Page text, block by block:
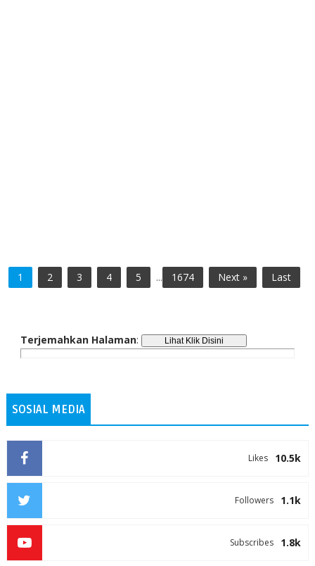
1 2 3 4 5 ... 1674 Next » Last
Terjemahkan Halaman:
SOSIAL MEDIA
10.5k
Likes
1.1k
Followers
1.8k
Subscribes